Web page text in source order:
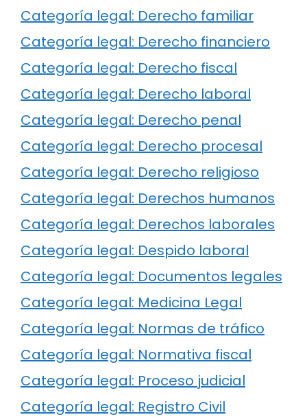
Categoría legal: Derecho familiar
Categoría legal: Derecho financiero
Categoría legal: Derecho fiscal
Categoría legal: Derecho laboral
Categoría legal: Derecho penal
Categoría legal: Derecho procesal
Categoría legal: Derecho religioso
Categoría legal: Derechos humanos
Categoría legal: Derechos laborales
Categoría legal: Despido laboral
Categoría legal: Documentos legales
Categoría legal: Medicina Legal
Categoría legal: Normas de tráfico
Categoría legal: Normativa fiscal
Categoría legal: Proceso judicial
Categoría legal: Registro Civil